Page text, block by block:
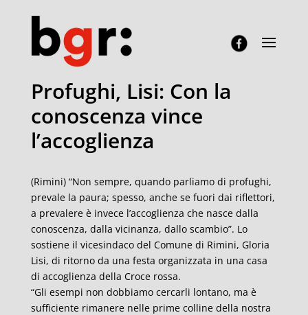
Profughi, Lisi: Con la
conoscenza vince
l’accoglienza
(Rimini) “Non sempre, quando parliamo di profughi,
prevale la paura; spesso, anche se fuori dai riflettori,
a prevalere è invece l’accoglienza che nasce dalla
conoscenza, dalla vicinanza, dallo scambio”. Lo
sostiene il vicesindaco del Comune di Rimini, Gloria
Lisi, di ritorno da una festa organizzata in una casa
di accoglienza della Croce rossa.
“Gli esempi non dobbiamo cercarli lontano, ma è
sufficiente rimanere nelle prime colline della nostra